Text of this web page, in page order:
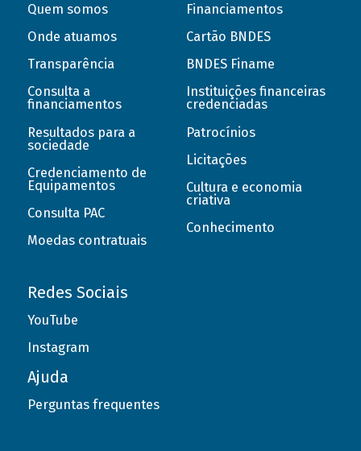
Quem somos
Onde atuamos
Transparência
Consulta a
financiamentos
Resultados para a
sociedade
Credenciamento de
Equipamentos
Consulta PAC
Moedas contratuais
Financiamentos
Cartão BNDES
BNDES Finame
Instituições financeiras
credenciadas
Patrocínios
Licitações
Cultura e economia
criativa
Conhecimento
Redes Sociais
YouTube
Instagram
Ajuda
Perguntas frequentes